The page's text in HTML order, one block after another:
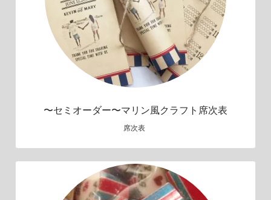
〜セミオーダー〜マリン風クラフト席次表
席次表